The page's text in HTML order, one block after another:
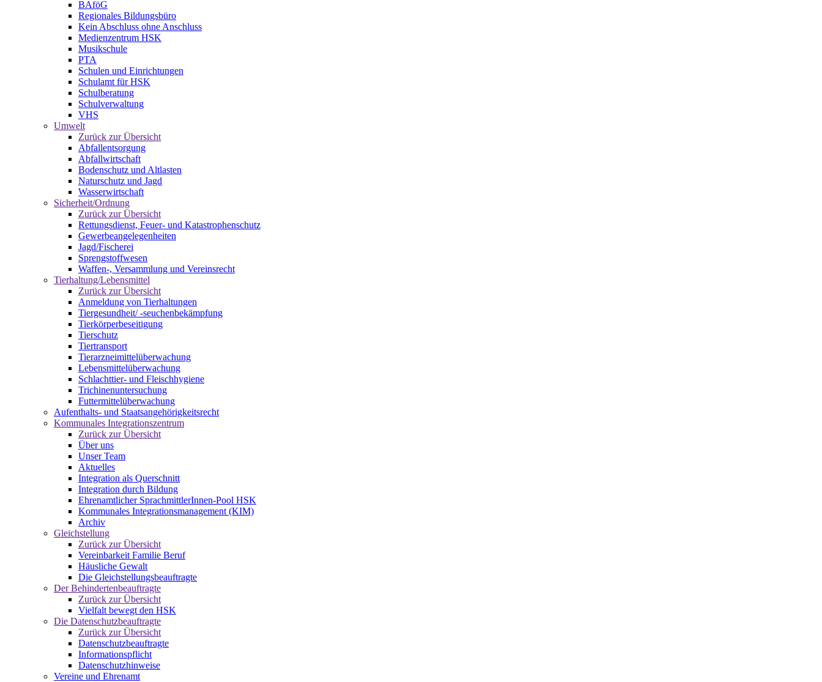
BAföG
Regionales Bildungsbüro
Kein Abschluss ohne Anschluss
Medienzentrum HSK
Musikschule
PTA
Schulen und Einrichtungen
Schulamt für HSK
Schulberatung
Schulverwaltung
VHS
Umwelt
Zurück zur Übersicht
Abfallentsorgung
Abfallwirtschaft
Bodenschutz und Altlasten
Naturschutz und Jagd
Wasserwirtschaft
Sicherheit/Ordnung
Zurück zur Übersicht
Rettungsdienst, Feuer- und Katastrophenschutz
Gewerbeangelegenheiten
Jagd/Fischerei
Sprengstoffwesen
Waffen-, Versammlung und Vereinsrecht
Tierhaltung/Lebensmittel
Zurück zur Übersicht
Anmeldung von Tierhaltungen
Tiergesundheit/ -seuchenbekämpfung
Tierkörperbeseitigung
Tierschutz
Tiertransport
Tierarzneimittelüberwachung
Lebensmittelüberwachung
Schlachttier- und Fleischhygiene
Trichinenuntersuchung
Futtermittelüberwachung
Aufenthalts- und Staatsangehörigkeitsrecht
Kommunales Integrationszentrum
Zurück zur Übersicht
Über uns
Unser Team
Aktuelles
Integration als Querschnitt
Integration durch Bildung
Ehrenamtlicher SprachmittlerInnen-Pool HSK
Kommunales Integrationsmanagement (KIM)
Archiv
Gleichstellung
Zurück zur Übersicht
Vereinbarkeit Familie Beruf
Häusliche Gewalt
Die Gleichstellungsbeauftragte
Der Behindertenbeauftragte
Zurück zur Übersicht
Vielfalt bewegt den HSK
Die Datenschutzbeauftragte
Zurück zur Übersicht
Datenschutzbeauftragte
Informationspflicht
Datenschutzhinweise
Vereine und Ehrenamt